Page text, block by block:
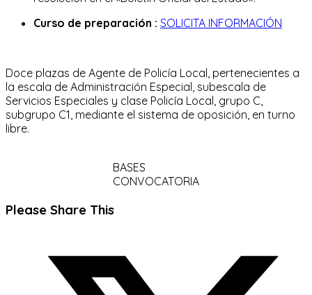
Curso de preparación : SOLICITA INFORMACIÓN
Doce plazas de Agente de Policía Local, pertenecientes a
la escala de Administración Especial, subescala de
Servicios Especiales y clase Policía Local, grupo C,
subgrupo C1, mediante el sistema de oposición, en turno
libre.
BASES
CONVOCATORIA
Please Share ThisCompartir